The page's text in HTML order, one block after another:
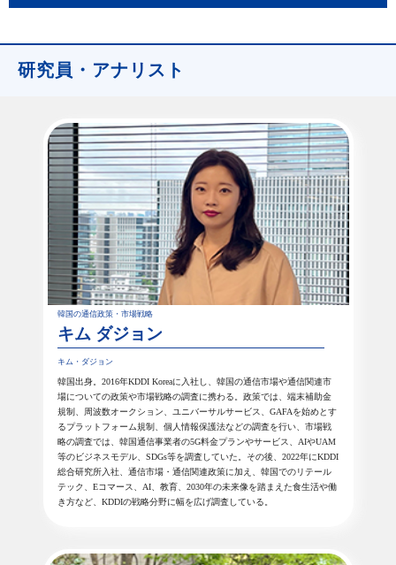
研究員・アナリスト
韓国の通信政策・市場戦略
キム ダジョン
キム・ダジョン
韓国出身。2016年KDDI Koreaに入社し、韓国の通信市場や通信関連市
場についての政策や市場戦略の調査に携わる。政策では、端末補助金
規制、周波数オークション、ユニバーサルサービス、GAFAを始めとす
るプラットフォーム規制、個人情報保護法などの調査を行い、市場戦
略の調査では、韓国通信事業者の5G料金プランやサービス、AIやUAM
等のビジネスモデル、SDGs等を調査していた。その後、2022年にKDDI
総合研究所入社、通信市場・通信関連政策に加え、韓国でのリテール
テック、Eコマース、AI、教育、2030年の未来像を踏まえた食生活や働
き方など、KDDIの戦略分野に幅を広げ調査している。